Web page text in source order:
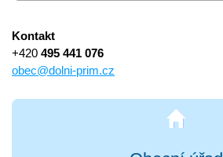
Kontakt
+420 495 441 076
obec@dolni-prim.cz